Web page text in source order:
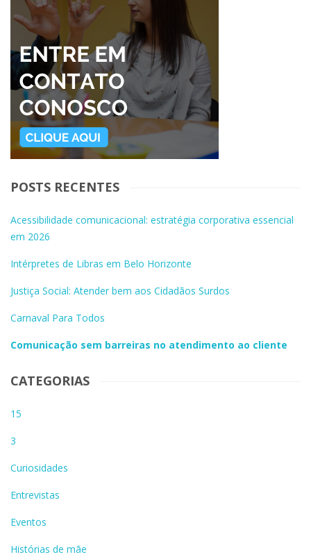
POSTS RECENTES
Acessibilidade comunicacional: estratégia corporativa essencial
em 2026
Intérpretes de Libras em Belo Horizonte
Justiça Social: Atender bem aos Cidadãos Surdos
Carnaval Para Todos
Comunicação sem barreiras no atendimento ao cliente
CATEGORIAS
15
3
Curiosidades
Entrevistas
Eventos
Histórias de mãe